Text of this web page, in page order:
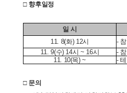
□ 향후일정
일 시
11. 8(화) 12시
-
11. 9(수) 14시 ~ 16시
-
11. 10(목) ~
-
□ 문의